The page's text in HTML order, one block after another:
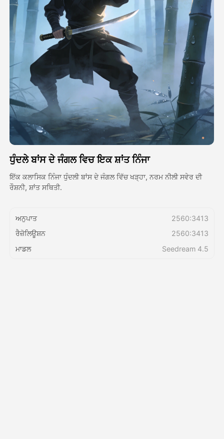
ਅਵਤਾਰ ਵੀਡੀਓ
▼
ਏਆਈ ਵੀਡੀਓ
ਫੋਟੋ
ਹੋਰ ਸਾਧਨ ▼
ਸਾਰੇ ਟੈਂਪਲੇਟ ਵੇਖੋ
ਗੈਲਰੀ
ਕੀਮਤ
ਧੁੰਦਲੇ ਬਾਂਸ ਦੇ ਜੰਗਲ ਵਿਚ ਇਕ ਸ਼ਾਂਤ ਨਿੰਜਾ
ਇੱਕ ਕਲਾਸਿਕ ਨਿੰਜਾ ਧੁੰਦਲੀ ਬਾਂਸ ਦੇ ਜੰਗਲ ਵਿੱਚ ਖੜ੍ਹਾ, ਨਰਮ ਨੀਲੀ ਸਵੇਰ ਦੀ
ਰੌਸ਼ਨੀ, ਸ਼ਾਂਤ ਸਥਿਤੀ.
ਅਨੁਪਾਤ
2560:3413
ਰੈਜ਼ੋਲਿਊਸ਼ਨ
2560:3413
ਮਾਡਲ
Seedream 4.5